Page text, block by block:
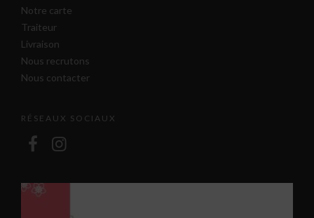
Notre carte
Traiteur
Livraison
Nous recrutons
Nous contacter
RÉSEAUX SOCIAUX